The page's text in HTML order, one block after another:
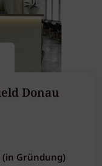
Donau
Gründung)